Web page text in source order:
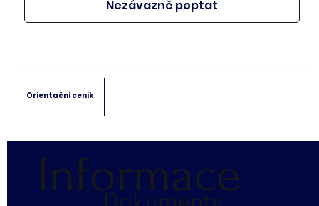
Nezávazně poptat
Orientační ceník
Informace